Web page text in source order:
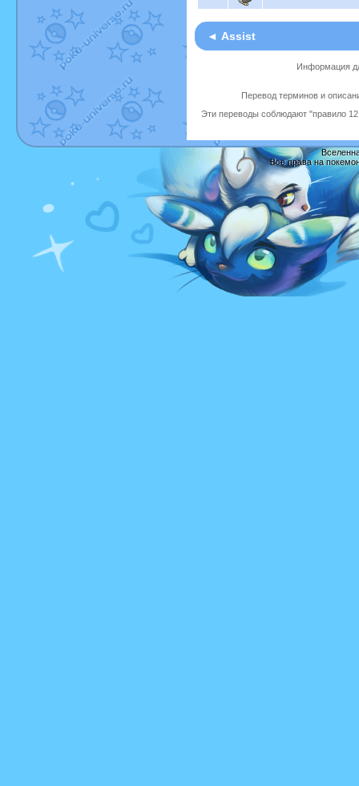
◄ Assist
Информация
Перевод терминов и
Эти переводы соблюдают "правило 12
Все права на